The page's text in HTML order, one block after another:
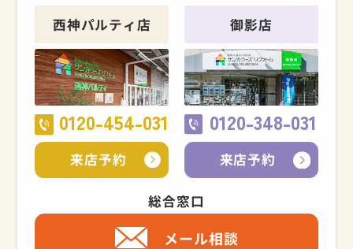
西神パルティ店
0120-454-031
来店予約
御影店
0120-348-031
来店予約
総合窓口
メール相談